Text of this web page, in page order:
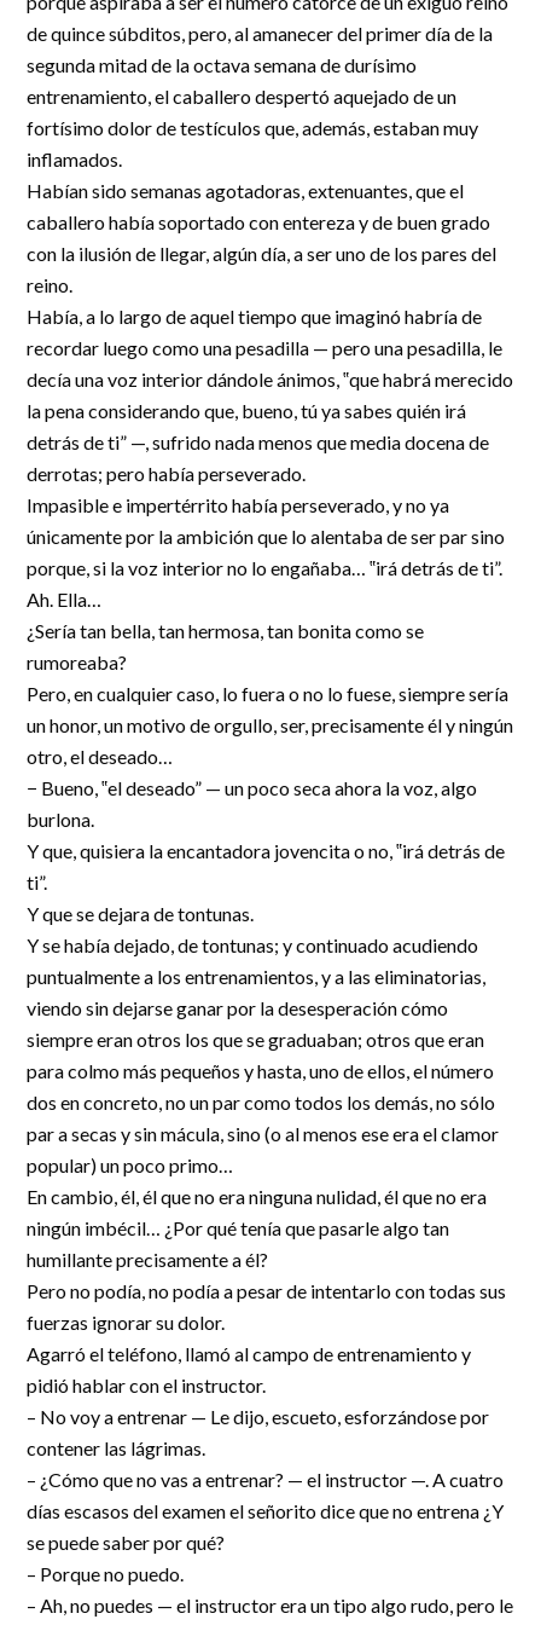
R&D and Startups
BY ROLE
IT & cybersecurity
Audit & legal
Funds & consultancies
Employees
USE CASE
Certify ADR
Meet the Law 1/2025 requirement with proof of receipt.
See how →
de quince súbditos, pero, al amanecer del primer día de la
segunda mitad de la octava semana de durísimo
entrenamiento, el caballero despertó aquejado de un
fortísimo dolor de testículos que, además, estaban muy
inflamados.
Habían sido semanas agotadoras, extenuantes, que el
caballero había soportado con entereza y de buen grado
con la ilusión de llegar, algún día, a ser uno de los pares del
reino.
Había, a lo largo de aquel tiempo que imaginó habría de
recordar luego como una pesadilla — pero una pesadilla, le
decía una voz interior dándole ánimos, ‟que habrá merecido
la pena considerando que, bueno, tú ya sabes quién irá
detrás de ti” —, sufrido nada menos que media docena de
derrotas; pero había perseverado.
Impasible e impertérrito había perseverado, y no ya
únicamente por la ambición que lo alentaba de ser par sino
porque, si la voz interior no lo engañaba… ‟irá detrás de ti”.
Ah. Ella…
¿Sería tan bella, tan hermosa, tan bonita como se
rumoreaba?
Pero, en cualquier caso, lo fuera o no lo fuese, siempre sería
un honor, un motivo de orgullo, ser, precisamente él y ningún
otro, el deseado…
− Bueno, ‟el deseado” — un poco seca ahora la voz, algo
burlona.
Y que, quisiera la encantadora jovencita o no, ‟irá detrás de
ti”.
Y que se dejara de tontunas.
Y se había dejado, de tontunas; y continuado acudiendo
puntualmente a los entrenamientos, y a las eliminatorias,
viendo sin dejarse ganar por la desesperación cómo
siempre eran otros los que se graduaban; otros que eran
para colmo más pequeños y hasta, uno de ellos, el número
dos en concreto, no un par como todos los demás, no sólo
par a secas y sin mácula, sino (o al menos ese era el clamor
popular) un poco primo…
En cambio, él, él que no era ninguna nulidad, él que no era
ningún imbécil… ¿Por qué tenía que pasarle algo tan
humillante precisamente a él?
Pero no podía, no podía a pesar de intentarlo con todas sus
fuerzas ignorar su dolor.
Agarró el teléfono, llamó al campo de entrenamiento y
pidió hablar con el instructor.
– No voy a entrenar — Le dijo, escueto, esforzándose por
contener las lágrimas.
– ¿Cómo que no vas a entrenar? — el instructor —. A cuatro
días escasos del examen el señorito dice que no entrena ¿Y
se puede saber por qué?
– Porque no puedo.
– Ah, no puedes — el instructor era un tipo algo rudo, pero le